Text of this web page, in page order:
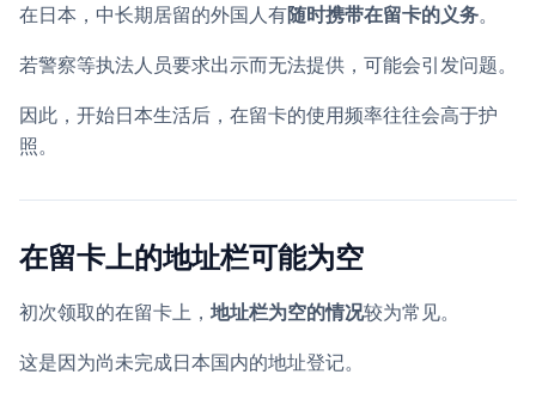
在日本，中长期居留的外国人有随时携带在留卡的义务。
若警察等执法人员要求出示而无法提供，可能会引发问题。
因此，开始日本生活后，在留卡的使用频率往往会高于护
照。
在留卡上的地址栏可能为空
初次领取的在留卡上， 地址栏为空的情况较为常见。
这是因为尚未完成日本国内的地址登记。